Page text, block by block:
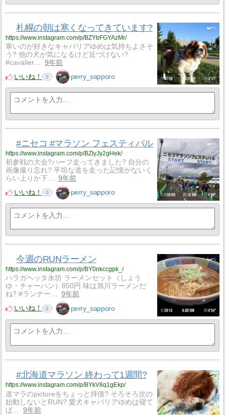
札幌の朝は寒くなってきています?
https://www.instagram.com/p/BZYbFGYAzMr/
寒いのが好きなキャバリアゆめは気持ちよさそ
う? 他の犬が気になるけど近づけない?
#cavalier…
9年前
いいね！
0 perry_sapporo
#ニセコ #マラソン フェスティバル
https://www.instagram.com/p/BZIyJy2gHek/
初参戦の大会?ハーフ走ってきました? 自分の
画像撮り忘れ? 平坦な道を走った記憶がないく
らい上りか下…
9年前
いいね！
0 perry_sapporo
今週のRUNラーメン
https://www.instagram.com/p/BY0nkccgpk_/
ハラガヘッタ永坊 ラーメンセット（しょう
ゆ・チャーハン）850円 味は旭川ラーメンだ
ね? #ランナー…
9年前
いいね！
0 perry_sapporo
#北海道マラソン 終わって1週間?
https://www.instagram.com/p/BYkV8q1gEkp/
道マラのpictureをちょっと拝借? そろそろ次の
始動しないとRUN? 愛犬キャバリアゆめは寝て
ば…
9年前